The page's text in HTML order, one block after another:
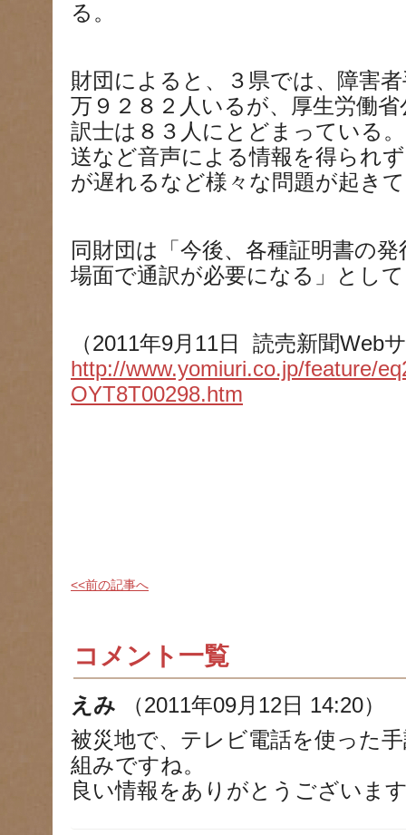
る。
財団によると、３県では、障害
万９２８２人いるが、厚生労働
訳士は８３人にとどまっている
送など音声による情報を得られ
が遅れるなど様々な問題が起き
同財団は「今後、各種証明書の
場面で通訳が必要になる」とし
（2011年9月11日 読売新聞Web
http://www.yomiuri.co.jp/feature/
OYT8T00298.htm
<<前の記事へ
コメント一覧
えみ
（2011年09月12日 14:20）
被災地で、テレビ電話を使った
組みですね。
良い情報をありがとうございま